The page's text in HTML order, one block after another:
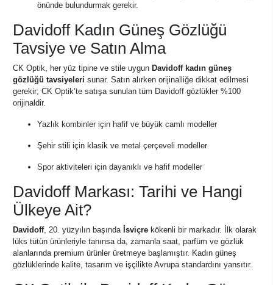
önünde bulundurmak gerekir.
Davidoff Kadın Güneş Gözlüğü
Tavsiye ve Satın Alma
CK Optik, her yüz tipine ve stile uygun Davidoff kadın güneş
gözlüğü tavsiyeleri sunar. Satın alırken orijinalliğe dikkat edilmesi
gerekir; CK Optik’te satışa sunulan tüm Davidoff gözlükler %100
orijinaldir.
Yazlık kombinler için hafif ve büyük camlı modeller
Şehir stili için klasik ve metal çerçeveli modeller
Spor aktiviteleri için dayanıklı ve hafif modeller
Davidoff Markası: Tarihi ve Hangi
Ülkeye Ait?
Davidoff, 20. yüzyılın başında İsviçre kökenli bir markadır. İlk olarak
lüks tütün ürünleriyle tanınsa da, zamanla saat, parfüm ve gözlük
alanlarında premium ürünler üretmeye başlamıştır. Kadın güneş
gözlüklerinde kalite, tasarım ve işçilikte Avrupa standardını yansıtır.